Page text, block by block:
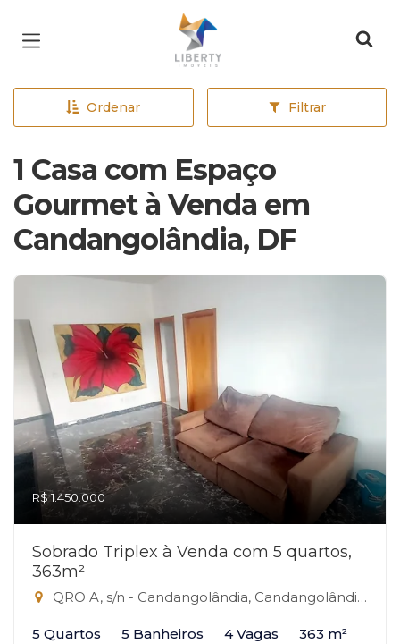
Página inicial
Ordenar Filtrar
1 Casa com Espaço
Gourmet à Venda em
Candangolândia, DF
R$ 1.450.000
Sobrado Triplex à Venda com 5 quartos,
363m²
QRO A, s/n - Candangolândia, Candangolândia-DF
5 Quartos 5 Banheiros 4 Vagas 363 m²